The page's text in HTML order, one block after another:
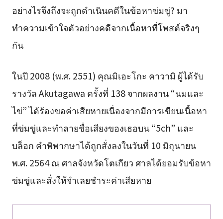
อย่างไรจึงถึงจะถูกดำเนินคดีในข้อหาข่มขู่? มา
ทำความเข้าใจตัวอย่างคดีจากเนื้อหาที่โพสต์จริงๆ
กัน
ในปี 2008 (พ.ศ. 2551) คุณมิเอะโกะ คาวามิ ผู้ได้รับ
รางวัล Akutagawa ครั้งที่ 138 จากผลงาน “นมและ
ไข่” ได้ร้องขอค่าเสียหายเนื่องจากมีการเขียนเนื้อหา
ที่ข่มขู่และทำลายชื่อเสียงของเธอบน “5ch” และ
บล็อก คำพิพากษาได้ถูกสั่งลงในวันที่ 10 มิถุนายน
พ.ศ. 2564 ณ ศาลจังหวัดโตเกียว ศาลได้ยอมรับข้อหา
ข่มขู่และสั่งให้จำเลยชำระค่าเสียหาย